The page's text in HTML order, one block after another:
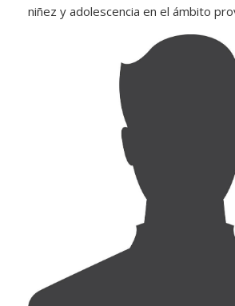
niñez y adolescencia en el ámbito